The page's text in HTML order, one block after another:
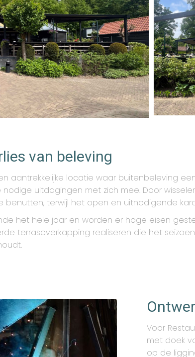
van beleving
aantrekkelijke locatie waar buitenbeleving
uitdagingen met zich mee. Door
terwijl het open en uitnodigende
het hele jaar en worden er hoge eisen
terrasoverkapping realiseren die het
Voor
met doek
op de